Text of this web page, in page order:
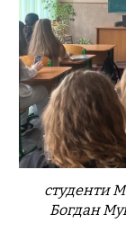
студенти
Богдан